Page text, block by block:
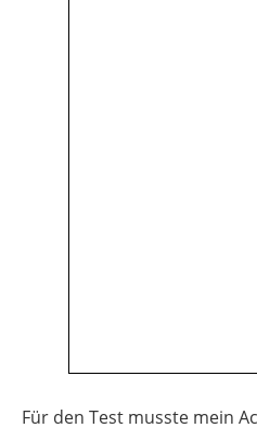
Für den Test musste mein